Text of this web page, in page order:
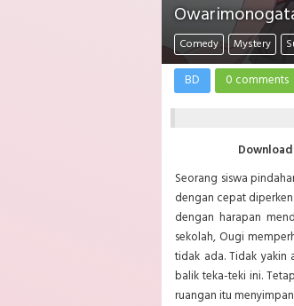
Comedy Mystery
BD 0 comments
Seorang siswa
dengan cepat
dengan harapan
sekolah, Ougi
tidak ada. Tidak yakin
balik teka-teki ini.
ruangan itu